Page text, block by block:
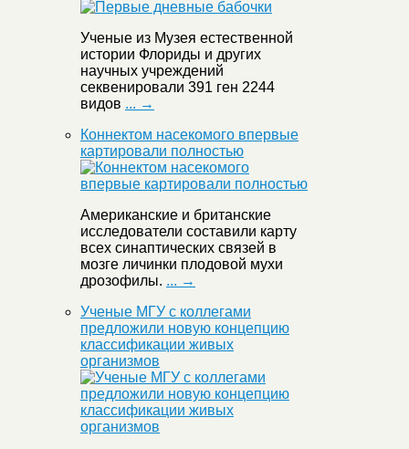
Ученые из Музея естественной
истории Флориды и других
научных учреждений
секвенировали 391 ген 2244
видов ... →
Коннектом насекомого впервые
картировали полностью
Американские и британские
исследователи составили карту
всех синаптических связей в
мозге личинки плодовой мухи
дрозофилы. ... →
Ученые МГУ с коллегами
предложили новую концепцию
классификации живых
организмов